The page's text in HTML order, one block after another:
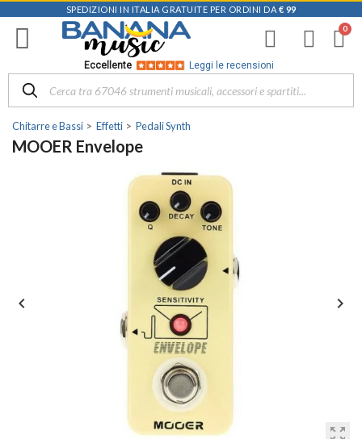
SPEDIZIONI IN ITALIA GRATUITE PER ORDINI DA € 99
Eccellente Leggi le recensioni
Chitarre e Bassi Effetti Pedali Synth
MOOER Envelope
zoom_out_map
 